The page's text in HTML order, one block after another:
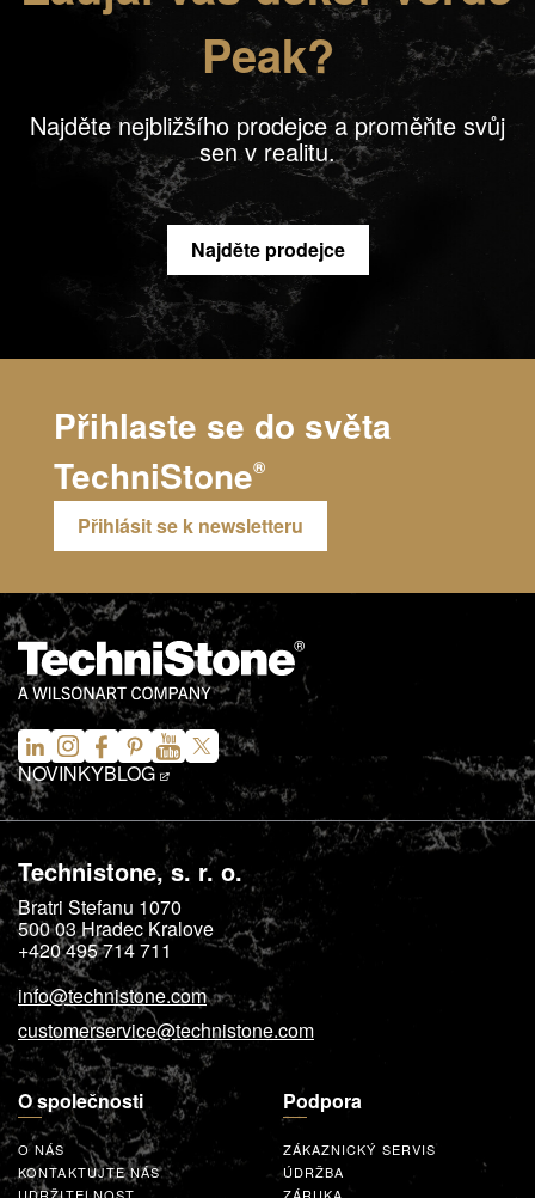
Peak?
Najděte nejbližšího prodejce a proměňte svůj
sen v realitu.
Najděte prodejce
Přihlaste se do světa
TechniStone®
Přihlásit se k newsletteru
NOVINKYBLOG
Technistone, s. r. o.
Bratri Stefanu 1070
500 03Hradec Kralove
+420 495 714 711
info@technistone.com
customerservice@technistone.com
O společnosti
O NÁS
KONTAKTUJTE NÁS
Podpora
ZÁKAZNICKÝ SERVIS
ÚDRŽBA